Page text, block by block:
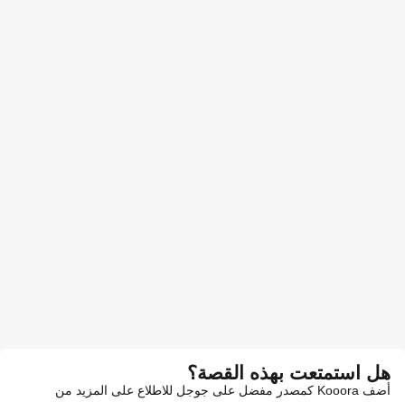
هل استمتعت بهذه القصة؟
أضف Kooora كمصدر مفضل على جوجل للاطلاع على المزيد من